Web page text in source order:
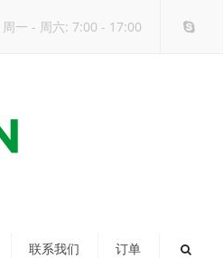
周一 - 周六: 7:00 - 17:00
联系我们 订单